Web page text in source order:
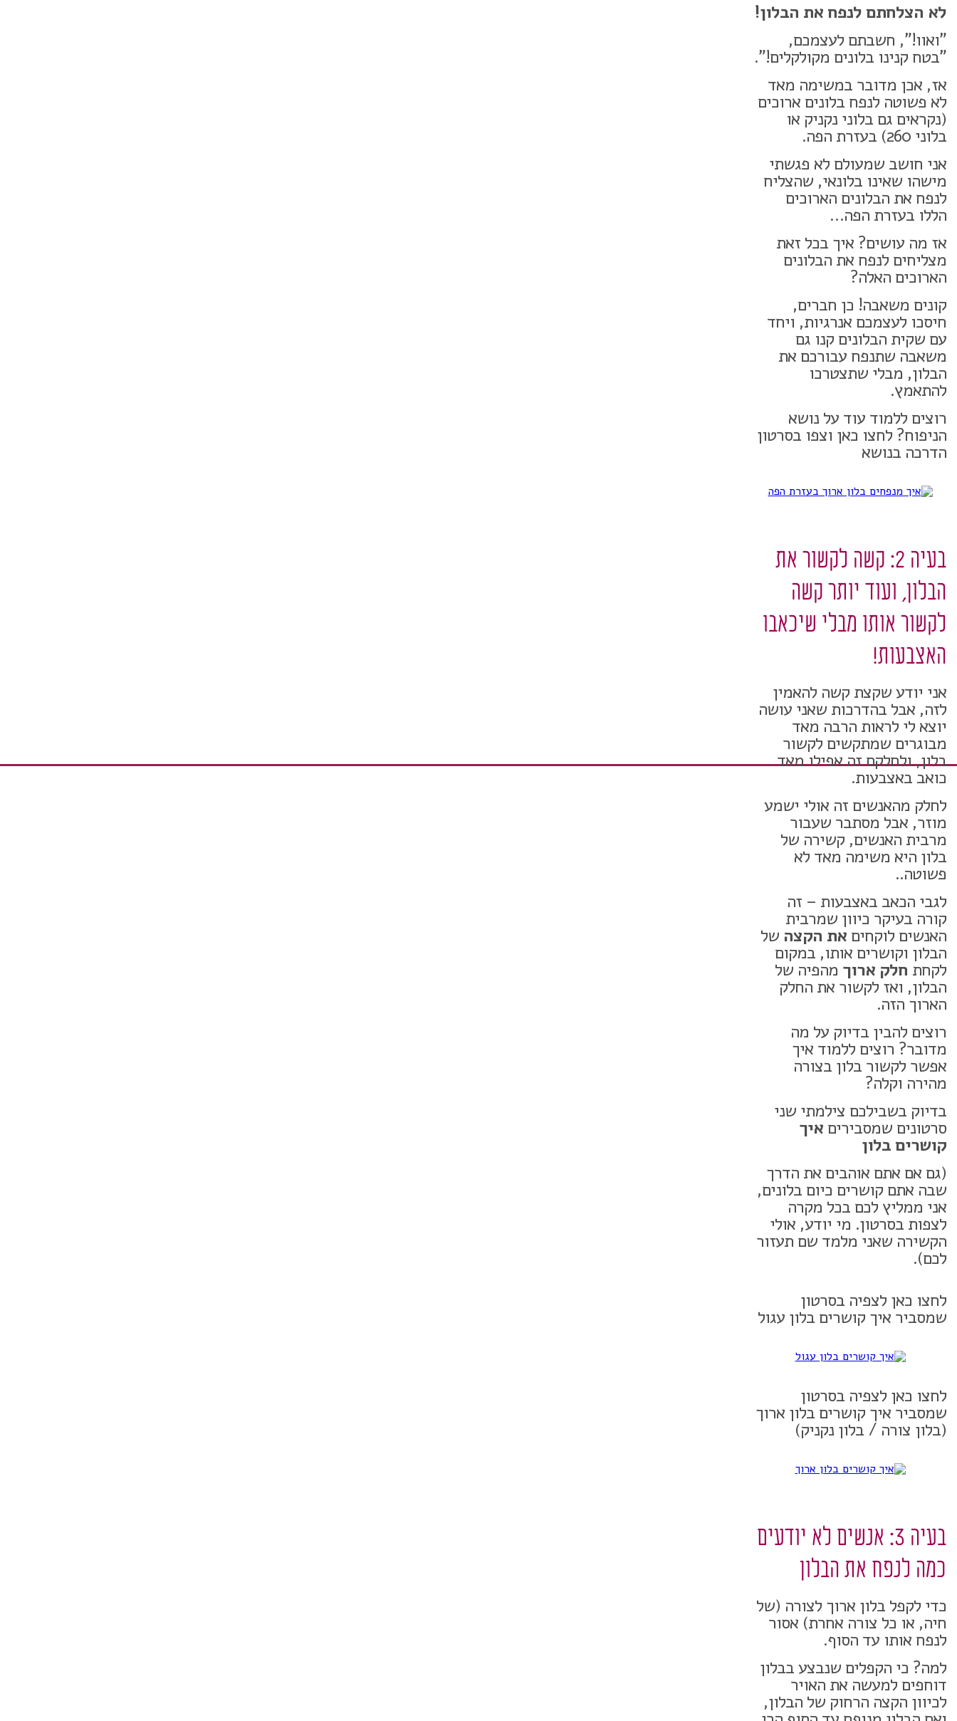
לא הצלחתם לנפח את הבלון!
"ואוו!", חשבתם לעצמכם,
"בטח קנינו בלונים מקולקלים!".
אז, אכן מדובר במשימה מאד
לא פשוטה לנפח בלונים ארוכים
(נקראים גם בלוני נקניק או
בלוני 260) בעזרת הפה.
אני חושב שמעולם לא פגשתי
מישהו שאינו בלונאי, שהצליח
לנפח את הבלונים הארוכים
הללו בעזרת הפה…
אז מה עושים? איך בכל זאת
מצליחים לנפח את הבלונים
הארוכים האלה?
קונים משאבה! כן חברים,
חיסכו לעצמכם אנרגיות, ויחד
עם שקית הבלונים קנו גם
משאבה שתנפח עבורכם את
הבלון, מבלי שתצטרכו
להתאמץ.
רוצים ללמוד עוד על נושא
הניפוח? לחצו כאן וצפו בסרטון
הדרכה בנושא
בעיה 2: קשה לקשור את
הבלון, ועוד יותר קשה
לקשור אותו מבלי שיכאבו
האצבעות!
אני יודע שקצת קשה להאמין
לזה, אבל בהדרכות שאני עושה
יוצא לי לראות הרבה מאד
מבוגרים שמתקשים לקשור
בלון, ולחלקם זה אפילו מאד
כואב באצבעות.
לחלק מהאנשים זה אולי ישמע
מוזר, אבל מסתבר שעבור
מרבית האנשים, קשירה של
בלון היא משימה מאד לא
פשוטה..
לגבי הכאב באצבעות – זה
קורה בעיקר כיוון שמרבית
האנשים לוקחים את הקצה של
הבלון וקושרים אותו, במקום
לקחת חלק ארוך מהפיה של
הבלון, ואז לקשור את החלק
הארוך הזה.
רוצים להבין בדיוק על מה
מדובר? רוצים ללמוד איך
אפשר לקשור בלון בצורה
מהירה וקלה?
בדיוק בשבילכם צילמתי שני
סרטונים שמסבירים איך
קושרים בלון
(גם אם אתם אוהבים את הדרך
שבה אתם קושרים כיום בלונים,
אני ממליץ לכם בכל מקרה
לצפות בסרטון. מי יודע, אולי
הקשירה שאני מלמד שם תעזור
לכם).
לחצו כאן לצפיה בסרטון
שמסביר איך קושרים בלון עגול
לחצו כאן לצפיה בסרטון
שמסביר איך קושרים בלון ארוך
(בלון צורה / בלון נקניק)
בעיה 3: אנשים לא יודעים
כמה לנפח את הבלון
כדי לקפל בלון ארוך לצורה (של
חיה, או כל צורה אחרת) אסור
לנפח אותו עד הסוף.
למה? כי הקפלים שנבצע בבלון
דוחפים למעשה את האויר
לכיוון הקצה הרחוק של הבלון,